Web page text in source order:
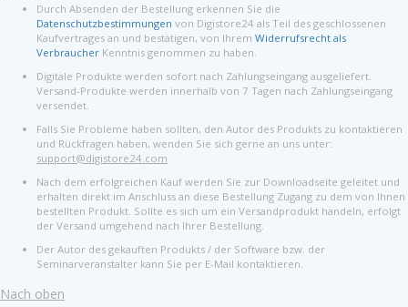
Durch Absenden der Bestellung erkennen Sie die
Datenschutzbestimmungen von Digistore24 als Teil des geschlossenen
Kaufvertrages an und bestätigen, von Ihrem Widerrufsrecht als
Verbraucher Kenntnis genommen zu haben.
Digitale Produkte werden sofort nach Zahlungseingang ausgeliefert.
Versand-Produkte werden innerhalb von 7 Tagen nach Zahlungseingang
versendet.
Falls Sie Probleme haben sollten, den Autor des Produkts zu kontaktieren
und Rückfragen haben, wenden Sie sich gerne an uns unter:
support@digistore24.com
Nach dem erfolgreichen Kauf werden Sie zur Downloadseite geleitet und
erhalten direkt im Anschluss an diese Bestellung Zugang zu dem von Ihnen
bestellten Produkt. Sollte es sich um ein Versandprodukt handeln, erfolgt
der Versand umgehend nach Ihrer Bestellung.
Der Autor des gekauften Produkts / der Software bzw. der
Seminarveranstalter kann Sie per E-Mail kontaktieren.
Nach oben